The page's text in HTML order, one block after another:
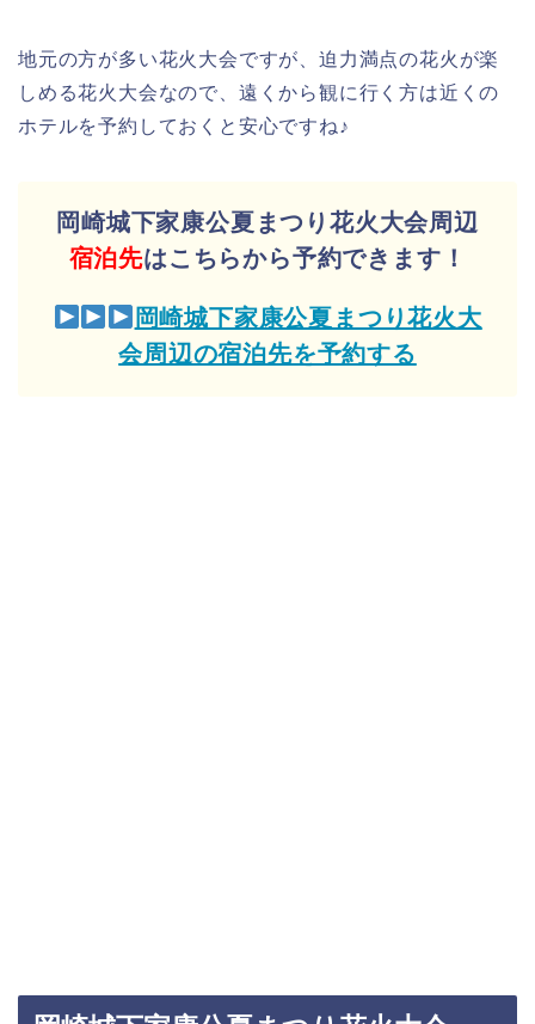
地元の方が多い花火大会ですが、迫力満点の花火が楽
しめる花火大会なので、遠くから観に行く方は近くの
ホテルを予約しておくと安心ですね♪
岡崎城下家康公夏まつり花火大会周辺
宿泊先はこちらから予約できます！
岡崎城下家康公夏まつり花火大
会周辺の宿泊先を予約する